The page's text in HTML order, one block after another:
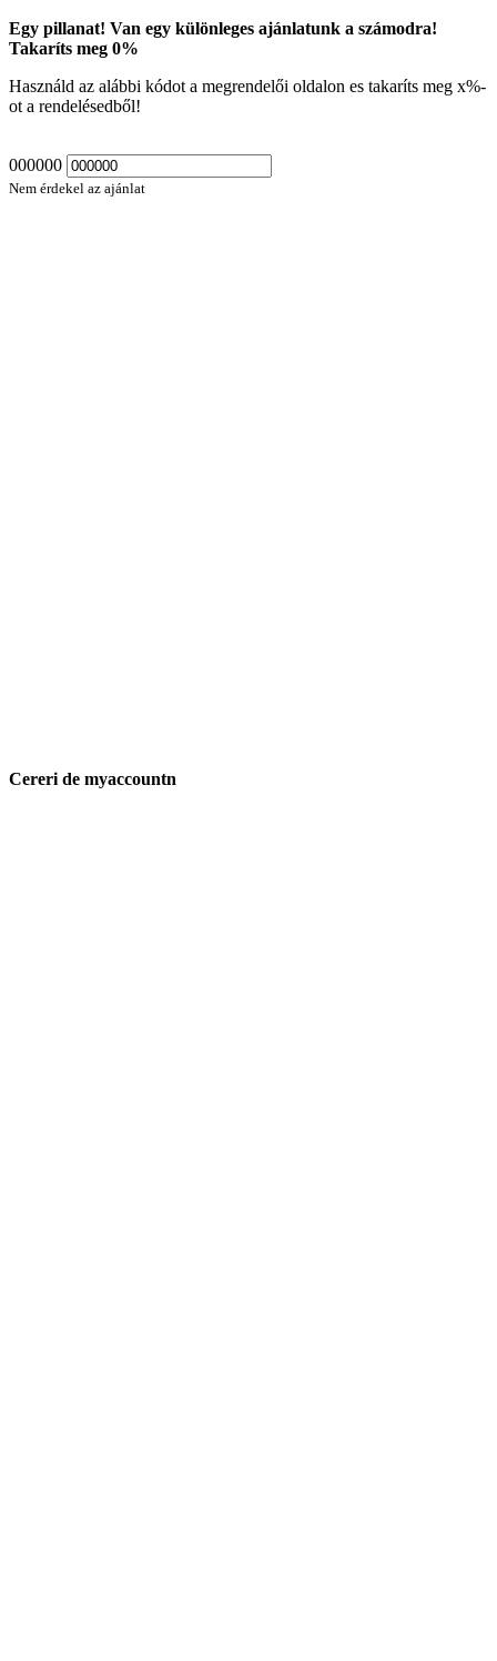
Egy pillanat! Van egy különleges ajánlatunk a számodra!
Takaríts meg 0%
Használd az alábbi kódot a megrendelői oldalon es takaríts meg x%-
ot a rendelésedből!
000000
Nem érdekel az ajánlat
Cereri de myaccountn